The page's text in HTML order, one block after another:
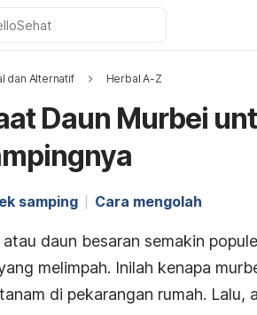
dan Alternatif Herbal A-Z
Daun Murbei
samping Cara mengolah
atau daun besaran semakin
melimpah. Inilah kenapa
di pekarangan rumah. Lalu,